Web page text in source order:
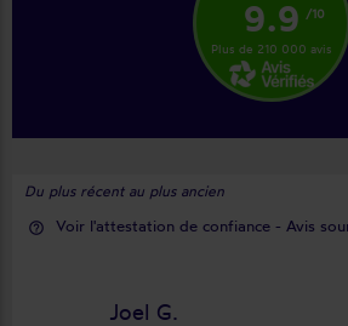
9.9 /10
Plus de 210 000 avis
Du plus récent au plus ancien
help_outline Voir l'attestation de confiance - Avis
Joel G.